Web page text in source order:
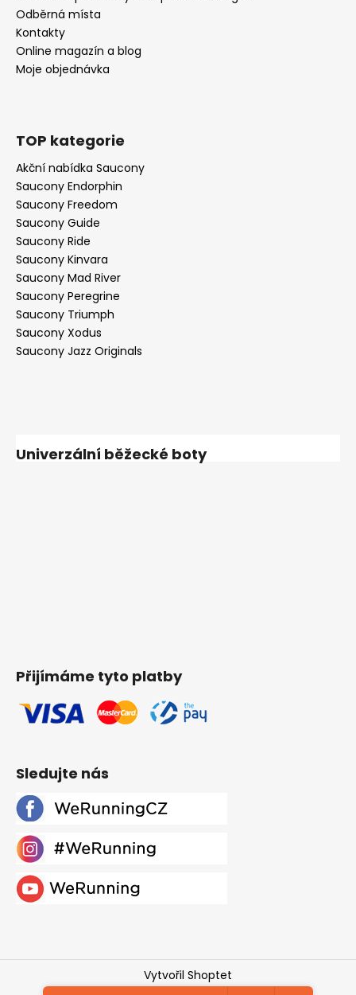
Odběrná místa
Kontakty
Online magazín a blog
Moje objednávka
TOP kategorie
Akční nabídka Saucony
Saucony Endorphin
Saucony Freedom
Saucony Guide
Saucony Ride
Saucony Kinvara
Saucony Mad River
Saucony Peregrine
Saucony Triumph
Saucony Xodus
Saucony Jazz Originals
Univerzální běžecké boty
Přijímáme tyto platby
Sledujte nás
Vytvořil Shoptet